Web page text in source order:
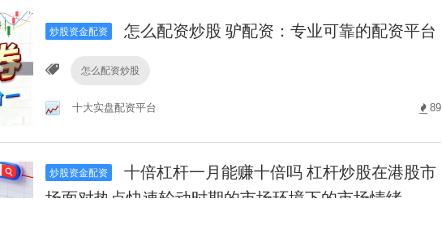
炒股资金配资 怎么配资炒股 驴配资：专业可靠的配资平台
怎么配资炒股
十大实盘配资平台 89
炒股资金配资
十倍杠杆一月能赚十倍吗 杠杆炒股在港股市
场面对热点快速轮动时期的市场环境下的市场情绪